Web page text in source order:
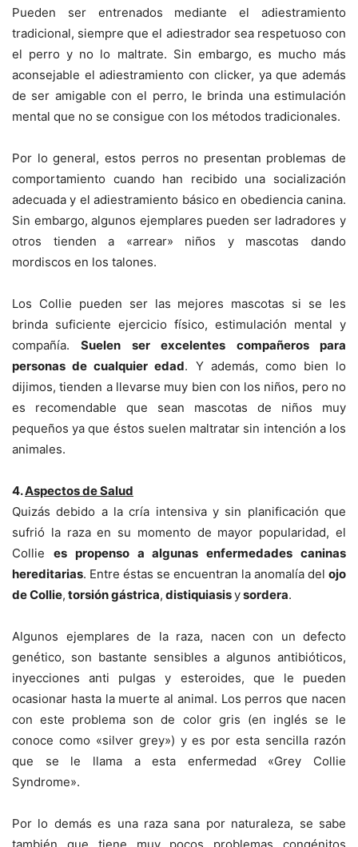
Pueden ser entrenados mediante el adiestramiento
tradicional, siempre que el adiestrador sea respetuoso con
el perro y no lo maltrate. Sin embargo, es mucho más
aconsejable el adiestramiento con clicker, ya que además
de ser amigable con el perro, le brinda una estimulación
mental que no se consigue con los métodos tradicionales.
Por lo general, estos perros no presentan problemas de
comportamiento cuando han recibido una socialización
adecuada y el adiestramiento básico en obediencia canina.
Sin embargo, algunos ejemplares pueden ser ladradores y
otros tienden a «arrear» niños y mascotas dando
mordiscos en los talones.
Los Collie pueden ser las mejores mascotas si se les
brinda suficiente ejercicio físico, estimulación mental y
compañía.Suelen ser excelentes compañeros para
personas de cualquier edad. Y además, como bien lo
dijimos, tienden a llevarse muy bien con los niños, pero no
es recomendable que sean mascotas de niños muy
pequeños ya que éstos suelen maltratar sin intención a los
animales.
4.Aspectos de Salud
Quizás debido a la cría intensiva y sin planificación que
sufrió la raza en su momento de mayor popularidad, el
Collie es propenso a algunas enfermedades caninas
hereditarias. Entre éstas se encuentran la anomalía del ojo
de Collie, torsión gástrica, distiquiasisysordera.
Algunos ejemplares de la raza, nacen con un defecto
genético, son bastante sensibles a algunos antibióticos,
inyecciones anti pulgas y esteroides, que le pueden
ocasionar hasta la muerte al animal. Los perros que nacen
con este problema son de color gris (en inglés se le
conoce como «silver grey») y es por esta sencilla razón
que se le llama a esta enfermedad «Grey Collie
Syndrome».
Por lo demás es una raza sana por naturaleza, se sabe